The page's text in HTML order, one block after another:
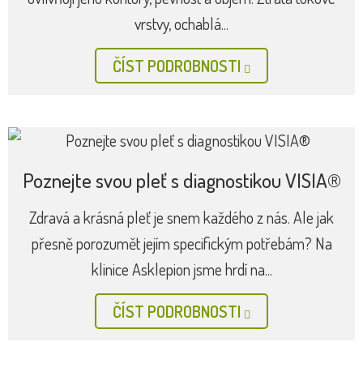
vrstvy, ochablá...
ČÍST PODROBNOSTI
Poznejte svou pleť s diagnostikou VISIA®
Zdravá a krásná pleť je snem každého z nás. Ale jak
přesně porozumět jejím specifickým potřebám? Na
klinice Asklepion jsme hrdí na...
ČÍST PODROBNOSTI